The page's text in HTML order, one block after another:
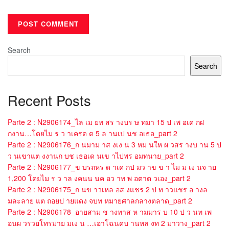
Search
Search
Recent Posts
Parte 2 : N2906174_ไล เม ยท สร างบร ษ ทมา 15 ป เพ อเด กฝ
กงาน…โดยไม ร ว าเครด ต 5 ล านเป นช อเธอ_part 2
Parte 2 : N2906176_ก นมาม าส งเง น 3 หม นให ผ วสร างบ าน 5 ป
ว นเขาแต งงานก บช เธอเด นเข าไปพร อมทนาย_part 2
Parte 2 : N2906177_ข บรถหร ด าเด กป มว าข ข า ไม ม เง นจ าย
1,200 โดยไม ร ว าล งคนน นค อว าท พ อตาต วเอง_part 2
Parte 2 : N2906175_ก นข าวเหล อส งแชร 2 ป ท าวแชร อ างล
มละลาย แต ถอยป ายแดง จบท หมายศาลกลางตลาด_part 2
Parte 2 : N2906178_อายสาม ช างทาส ห ามมาร บ 10 ป ว นท เพ
อนผ วรวยโทรมาย มเง น …เอาโฉนดบ านหล งท 2 มาวาง_part 2